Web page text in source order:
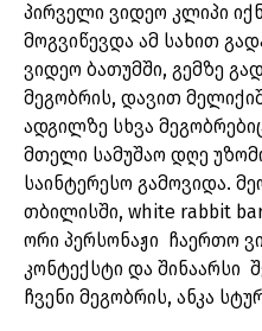
პირველი ვიდეო კლიპი
მოგვიწევდა ამ სახით
ვიდეო ბათუმში, გემზე
მეგობრის, დავით
ადგილზე სხვა
მთელი სამუშაო დღე
საინტერესო გამოვიდა.
თბილისში, white rabbit
ორი პერსონაჟი ჩაერთო
კონტექსტი და შინაარსი
ჩვენი მეგობრის, ანკა